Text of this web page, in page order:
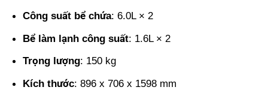
Công suất bể chứa: 6.0L × 2
Bể làm lạnh công suất: 1.6L × 2
Trọng lượng: 150 kg
Kích thước: 896 x 706 x 1598 mm